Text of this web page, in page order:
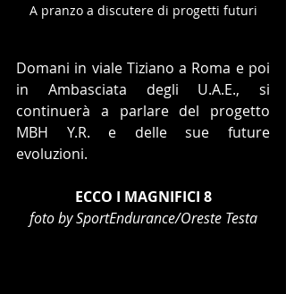
A pranzo a discutere di progetti futuri
Domani in viale Tiziano a Roma e poi
in Ambasciata degli U.A.E., si
continuerà a parlare del progetto
MBH Y.R. e delle sue future
evoluzioni.
ECCO I MAGNIFICI 8
foto by SportEndurance/Oreste Testa